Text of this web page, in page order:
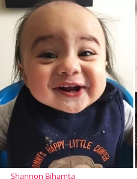
Shannon Bihamta